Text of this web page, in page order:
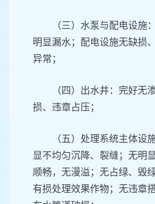
（三）水泵与配电设施
明显漏水；配电设施无缺损
异常；
（四）出水井：完好无
损、违章占压；
（五）处理系统主体设
显不均匀沉降、裂缝；无明
顺畅，无漫溢；无占绿、毁
有损处理效果作物；无违章